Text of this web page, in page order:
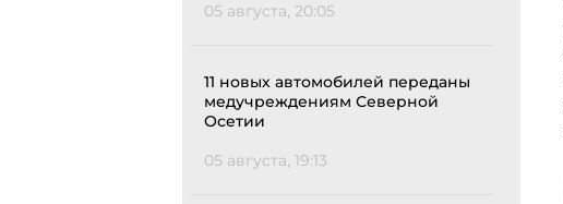
05 августа, 20:05
11 новых автомобилей переданы
медучреждениям Северной
Осетии
05 августа, 19:13